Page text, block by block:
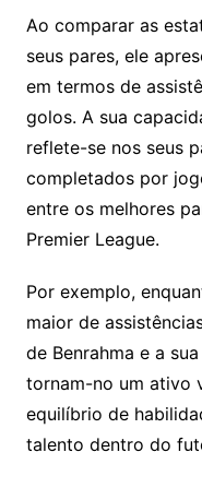
Ao comparar as
seus pares, ele
em termos de
golos. A sua
reflete-se nos seus
completados por
entre os melhores
Premier League.
Por exemplo,
maior de
de Benrahma e a
tornam-no um ativo
equilíbrio de
talento dentro do